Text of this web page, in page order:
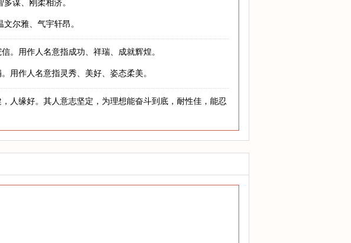
谋、刚柔相济。
尔雅、气宇轩昂。
。用作人名意指成功、祥瑞、成就辉煌。
用作人名意指灵秀、美好、姿态柔美。
人缘好。其人意志坚定，为理想能奋斗到底，耐性佳，能忍